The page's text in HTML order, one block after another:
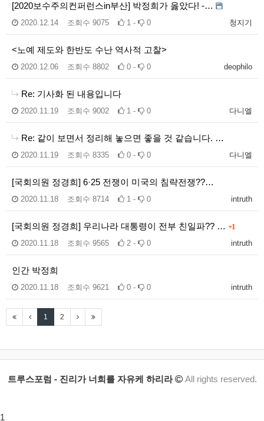
[2020보수주의컨퍼런스in부산] 박정희가 옳았다! -…
청지기
2020.12.14 조회수 9075 1 - 0
<노예 제도와 한반도 수난 역사적 고찰>
deophilo
2020.12.06 조회수 8802 0 - 0
Re: 기사화 된 내용입니다
다니엘
2020.11.19 조회수 9002 1 - 0
Re: 같이 보면서 정리해 놓으면 좋을 것 같습니다. …
다니엘
2020.11.19 조회수 8335 0 - 0
[국회의원 정경희] 6·25 전쟁이 미국의 침략전쟁??…
intruth
2020.11.18 조회수 8714 1 - 0
[국회의원 정경희] 우리나라 대통령이 전부 친일파?? … +1
intruth
2020.11.18 조회수 9565 2 - 0
인간 박정희
intruth
2020.11.18 조회수 9621 0 - 0
1 2
트루스포럼 - 진리가 너희를 자유케 하리라 All rights reserved.
1